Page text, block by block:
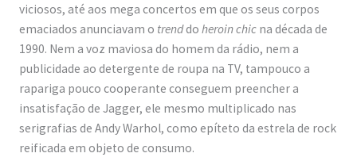
viciosos, até aos mega concertos em que os seus corpos
emaciados anunciavam o trenddo heroin chicna década de
1990. Nem a voz maviosa do homem da rádio, nem a
publicidade ao detergente de roupa na TV, tampouco a
rapariga pouco cooperante conseguem preencher a
insatisfação de Jagger, ele mesmo multiplicado nas
serigrafias de Andy Warhol, como epíteto da estrela de rock
reificada em objeto de consumo.